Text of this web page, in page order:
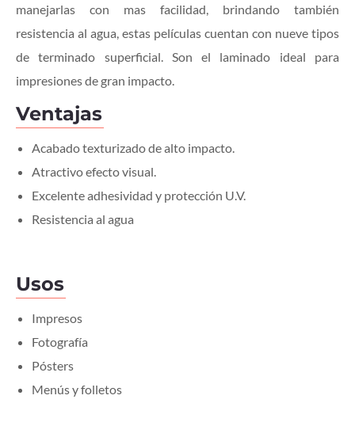
manejarlas con mas facilidad, brindando también
resistencia al agua, estas películas cuentan con nueve tipos
de terminado superficial. Son el laminado ideal para
impresiones de gran impacto.
Ventajas
Acabado texturizado de alto impacto.
Atractivo efecto visual.
Excelente adhesividad y protección U.V.
Resistencia al agua
Usos
Impresos
Fotografía
Pósters
Menús y folletos